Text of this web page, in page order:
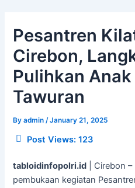
Pesantren
Cirebon,
Pulihkan
Tawuran
Byadmin /January 21, 2025
Post Views: 123
tabloidinfopolri.id | Cirebon
pembukaan kegiatan